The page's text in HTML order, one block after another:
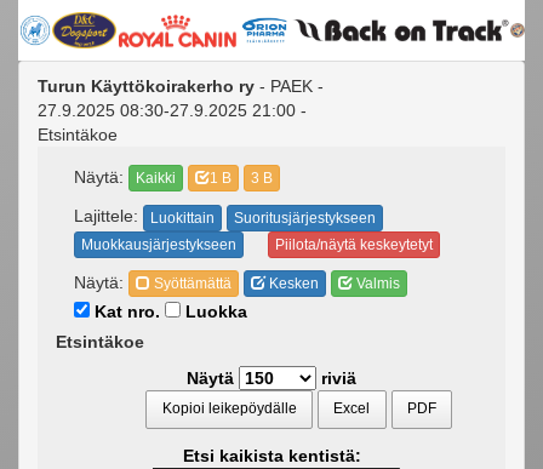
Turun Käyttökoirakerho ry - PAEK -
27.9.2025 08:30-27.9.2025 21:00 -
Etsintäkoe
Näytä: Kaikki 1 B 3 B
Lajittele: Luokittain
Suoritusjärjestykseen
Muokkausjärjestykseen
Piilota/näytä keskeytetyt
Näytä: Syöttämättä Kesken Valmis
Kat nro.
Luokka
Etsintäkoe
Näytä
riviä
Kopioi leikepöydälle Excel PDF
Etsi kaikista kentistä: